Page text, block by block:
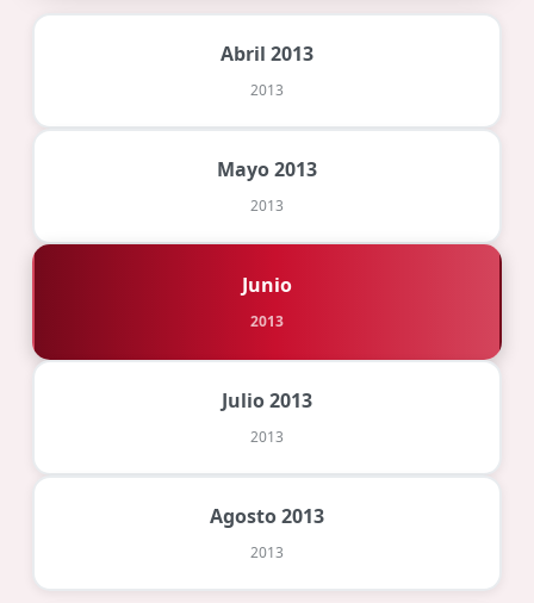
Abril 2013
2013
Mayo 2013
2013
Junio
2013
Julio 2013
2013
Agosto 2013
2013